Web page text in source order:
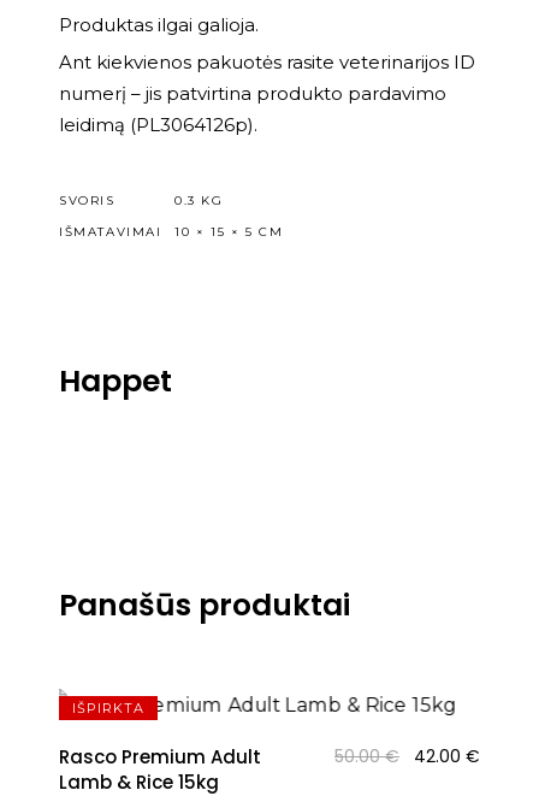
Produktas ilgai galioja.
Ant kiekvienos pakuotės rasite veterinarijos ID
numerį – jis patvirtina produkto pardavimo
leidimą (PL3064126p).
SVORIS
0.3 KG
IŠMATAVIMAI
10 × 15 × 5 CM
Happet
Panašūs produktai
IŠPIRKTA
Rasco Premium Adult
Lamb & Rice 15kg
50.00€
Original
42.00 €